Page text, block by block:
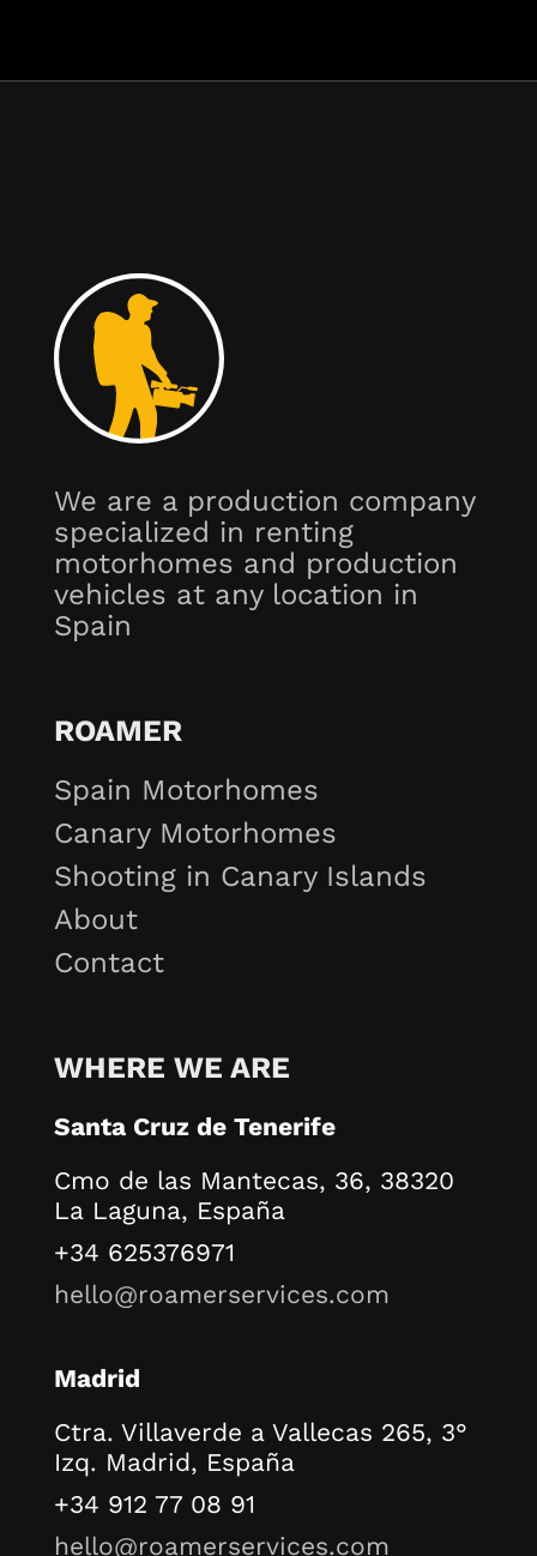
We are a production company
specialized in renting
motorhomes and production
vehicles at any location in
Spain
ROAMER
Spain Motorhomes
Canary Motorhomes
Shooting in Canary Islands
About
Contact
WHERE WE ARE
Santa Cruz de Tenerife
Cmo de las Mantecas, 36, 38320
La Laguna, España
+34 625376971
hello@roamerservices.com
Madrid
Ctra. Villaverde a Vallecas 265, 3°
Izq. Madrid, España
+34 912 77 08 91
hello@roamerservices.com